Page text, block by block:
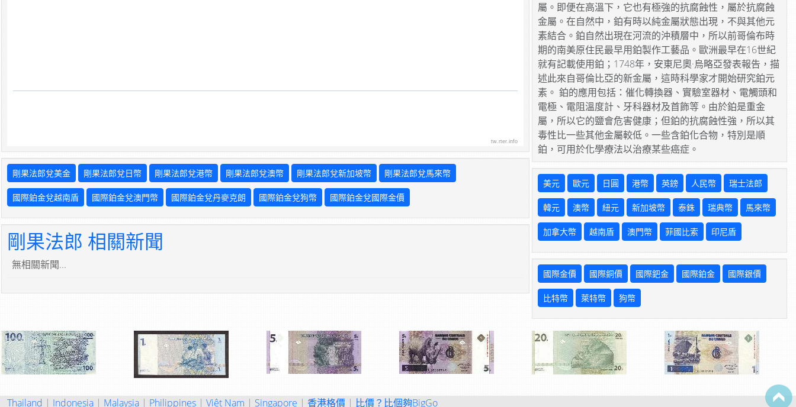
tw.rter.info
剛果法郎兌美金 剛果法郎兌日幣 剛果法郎兌港幣 剛果法郎兌澳幣 剛果法郎兌新加坡幣 剛果法郎兌馬來幣
國際鉑金兌越南盾 國際鉑金兌澳門幣 國際鉑金兌丹麥克朗 國際鉑金兌狗幣 國際鉑金兌國際金價
剛果法郎 相關新聞
無相關新聞...
屬。即便在高溫下，它也有極強的抗腐蝕性，屬於抗腐蝕
金屬。在自然中，鉑有時以純金屬狀態出現，不與其他元
素結合。鉑自然出現在河流的沖積層中，所以前哥倫布時
期的南美原住民最早用鉑製作工藝品。歐洲最早在16世紀
就有記載使用鉑；1748年，安東尼奧·烏略亞發表報告，描
述此來自哥倫比亞的新金屬，這時科學家才開始研究鉑元
素。 鉑的應用包括：催化轉換器、實驗室器材、電觸頭和
電極、電阻溫度計、牙科器材及首飾等。由於鉑是重金
屬，所以它的鹽會危害健康；但鉑的抗腐蝕性強，所以其
毒性比一些其他金屬較低。一些含鉑化合物，特別是順
鉑，可用於化學療法以治療某些癌症。
美元 歐元 日圓 港幣 英鎊 人民幣 瑞士法郎
韓元 澳幣 紐元 新加坡幣 泰銖 瑞典幣 馬來幣
加拿大幣 越南盾 澳門幣 菲國比索 印尼盾
國際金價 國際銅價 國際鈀金 國際鉑金 國際銀價
比特幣 萊特幣 狗幣
Thailand | Indonesia | Malaysia | Philippines | Việt Nam | Singapore | 香港格價 | 比價？比個夠BigGo